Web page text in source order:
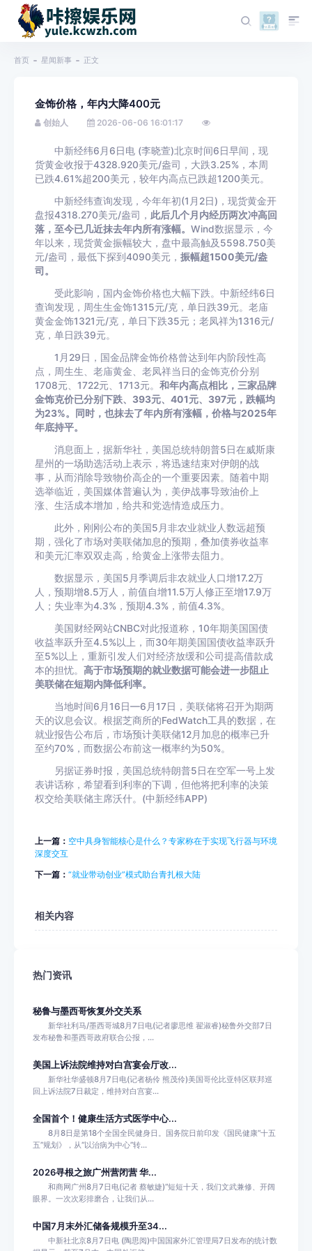
首页 星闻新事 正文
金饰价格，年内大降400元
创始人 2026-06-06 16:01:17
中新经纬6月6日电 (李晓萱)北京时间6日早间，现
货黄金收报于4328.920美元/盎司，大跌3.25%，本周
已跌4.61%超200美元，较年内高点已跌超1200美元。
中新经纬查询发现，今年年初(1月2日)，现货黄金开
盘报4318.270美元/盎司， 此后几个月内经历两次冲高回
落，至今已几近抹去年内所有涨幅。 Wind数据显示，今
年以来，现货黄金振幅较大，盘中最高触及5598.750美
元/盎司，最低下探到4090美元， 振幅超1500美元/盎
司。
受此影响，国内金饰价格也大幅下跌。中新经纬6日
查询发现，周生生金饰1315元/克，单日跌39元。老庙
黄金金饰1321元/克，单日下跌35元；老凤祥为1316元/
克，单日跌39元。
1月29日，国金品牌金饰价格曾达到年内阶段性高
点，周生生、老庙黄金、老凤祥当日的金饰克价分别
1708元、1722元、1713元。 和年内高点相比，三家品牌
金饰克价已分别下跌、393元、401元、397元，跌幅均
为23%。同时，也抹去了年内所有涨幅，价格与2025年
年底持平。
消息面上，据新华社，美国总统特朗普5日在威斯康
星州的一场助选活动上表示，将迅速结束对伊朗的战
事，从而消除导致物价高企的一个重要因素。随着中期
选举临近，美国媒体普遍认为，美伊战事导致油价上
涨、生活成本增加，给共和党选情造成压力。
此外，刚刚公布的美国5月非农业就业人数远超预
期，强化了市场对美联储加息的预期，叠加债券收益率
和美元汇率双双走高，给黄金上涨带去阻力。
数据显示，美国5月季调后非农就业人口增17.2万
人，预期增8.5万人，前值自增11.5万人修正至增17.9万
人；失业率为4.3%，预期4.3%，前值4.3%。
美国财经网站CNBC对此报道称，10年期美国国债
收益率跃升至4.5%以上，而30年期美国国债收益率跃升
至5%以上，重新引发人们对经济放缓和公司提高借款成
本的担忧。 高于市场预期的就业数据可能会进一步阻止
美联储在短期内降低利率。
当地时间6月16日—6月17日，美联储将召开为期两
天的议息会议。根据芝商所的FedWatch工具的数据，在
就业报告公布后，市场预计美联储12月加息的概率已升
至约70%，而数据公布前这一概率约为50%。
另据证券时报，美国总统特朗普5日在空军一号上发
表讲话称，希望看到利率的下调，但他将把利率的决策
权交给美联储主席沃什。(中新经纬APP)
上一篇： 空中具身智能核心是什么？专家称在于实现飞行器与环境
深度交互
下一篇： “就业带动创业”模式助台青扎根大陆
相关内容
热门资讯
秘鲁与墨西哥恢复外交关系
新华社利马/墨西哥城8月7日电(记者廖思维 翟淑睿)秘鲁外交部7日
发布秘鲁和墨西哥政府联合公报，...
美国上诉法院维持对白宫宴会厅改...
新华社华盛顿8月7日电(记者杨伶 熊茂伶)美国哥伦比亚特区联邦巡
回上诉法院7日裁定，维持对白宫宴...
全国首个！健康生活方式医学中心...
8月8日是第18个全国全民健身日。国务院日前印发《国民健康“十五
五”规划》，从“以治病为中心”转...
2026寻根之旅广州营闭营 华...
和商网广州8月7日电(记者 蔡敏婕)“短短十天，我们文武兼修、开阔
眼界。一次次彩排磨合，让我们从...
中国7月末外汇储备规模升至34...
中新社北京8月7日电 (陶思阅)中国国家外汇管理局7日发布的统计数